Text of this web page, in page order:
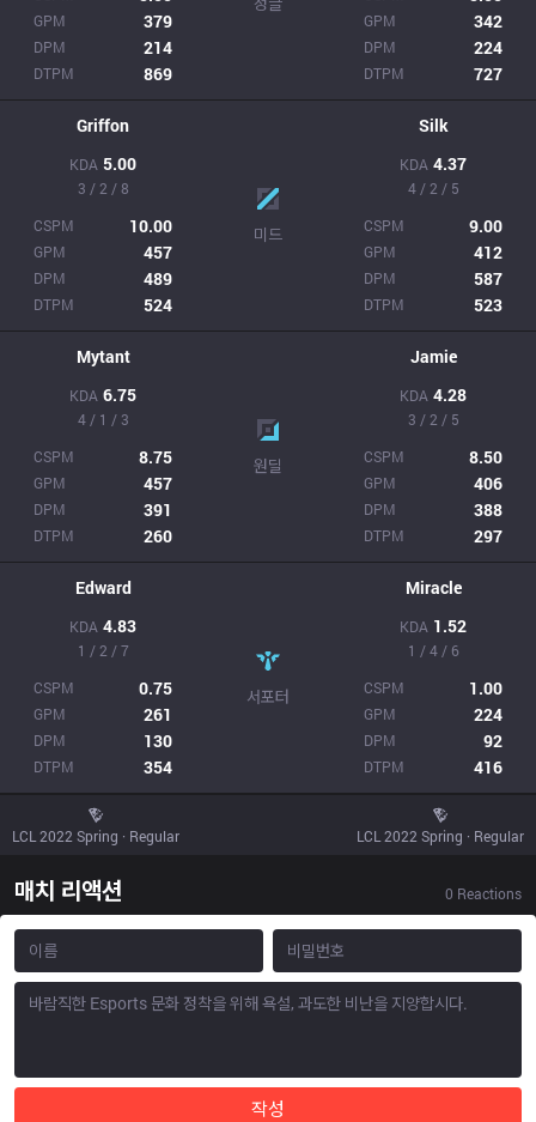
GPM 379
DPM 214
DTPM 869
GPM 342
DPM 224
DTPM 727
Griffon
KDA 5.00
3 / 2 / 8
CSPM
10.00
GPM 457
DPM 489
DTPM 524
미드
Silk
KDA 4.37
4 / 2 / 5
CSPM
9.00
GPM 412
DPM 587
DTPM 523
Mytant
KDA 6.75
4 / 1 / 3
CSPM
8.75
GPM 457
DPM 391
DTPM 260
원딜
Jamie
KDA 4.28
3 / 2 / 5
CSPM
8.50
GPM 406
DPM 388
DTPM 297
Edward
KDA 4.83
1 / 2 / 7
CSPM
0.75
GPM 261
DPM 130
DTPM 354
서포터
Miracle
KDA 1.52
1 / 4 / 6
CSPM
1.00
GPM 224
DPM 92
DTPM 416
LCL 2022 Spring · Regular LCL 2022 Spring · Regular
매치 리액션 0 Reactions
작성